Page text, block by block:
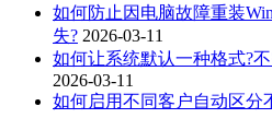
如何防止因电脑故障重装
失? 2026-03-11
如何让系统默认一种格式?
2026-03-11
如何启用不同客户自动区分